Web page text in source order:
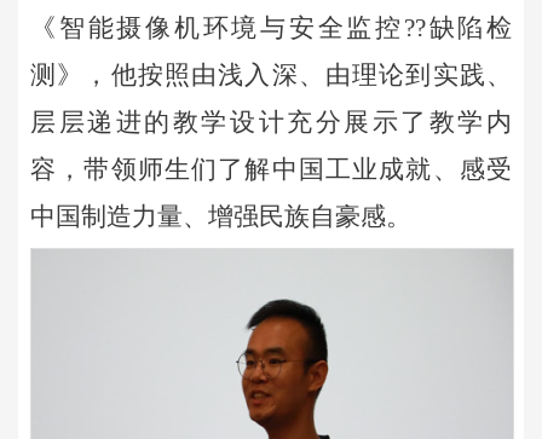
《智能摄像机环境与安全监控 ??缺陷检
测》，他按照由浅入深、由理论到实践、
层层递进的教学设计充分展示了教学内
容，带领师生们了解中国工业成就、感受
中国制造力量、增强民族自豪感。